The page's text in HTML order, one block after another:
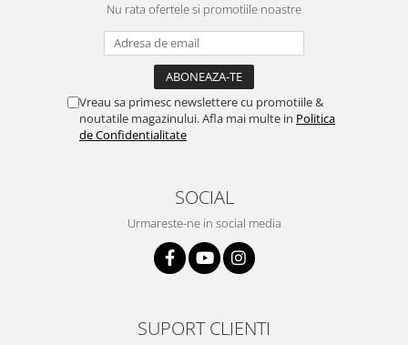
Nu rata ofertele si promotiile noastre
Vreau sa primesc newslettere cu promotiile &
noutatile magazinului. Afla mai multe in Politica
de Confidentialitate
SOCIAL
Urmareste-ne in social media
SUPORT CLIENTI